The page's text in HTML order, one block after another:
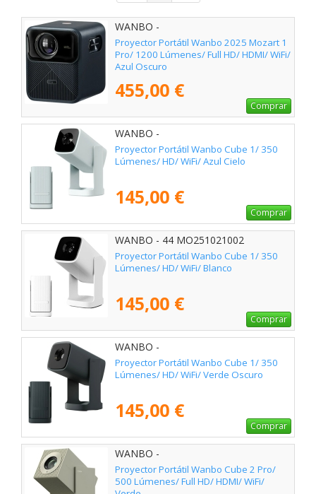
WANBO -
Proyector Portátil Wanbo 2025 Mozart 1
Pro/ 1200 Lúmenes/ Full HD/ HDMI/ WiFi/
Azul Oscuro
455,00 €
Comprar
WANBO -
Proyector Portátil Wanbo Cube 1/ 350
Lúmenes/ HD/ WiFi/ Azul Cielo
145,00 €
Comprar
WANBO - 44 MO251021002
Proyector Portátil Wanbo Cube 1/ 350
Lúmenes/ HD/ WiFi/ Blanco
145,00 €
Comprar
WANBO -
Proyector Portátil Wanbo Cube 1/ 350
Lúmenes/ HD/ WiFi/ Verde Oscuro
145,00 €
Comprar
WANBO -
Proyector Portátil Wanbo Cube 2 Pro/
500 Lúmenes/ Full HD/ HDMI/ WiFi/